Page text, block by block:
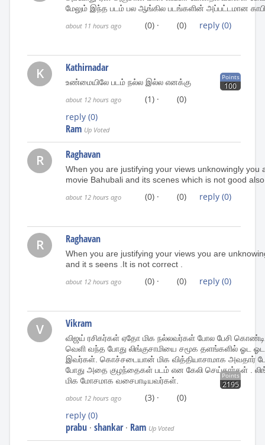
மேலும் இந்த படம் பல ஆங்கில படங்களின் அப்பட்டமான காபி
about 11 hours ago (0) · (0) reply (0)
K Kathirnadar
உண்மையிலே படம் நல்ல இல்ல எனக்கு
Points
100
about 12 hours ago (1) ·
(0)
reply (0)
Ram Up Voted
R Raghavan
When you are justifying your views unknowingly you
movie Bahubali and its scenes which is not good
about 12 hours ago (0) · (0) reply (0)
R Raghavan
When you are justifying your views you are
and it s seens .It is not correct .
about 12 hours ago (0) · (0) reply (0)
V Vikram
விஜய் ரசிகர்கள் ஏதோ மிக நல்லவர்கள் போல பேசி
வெளி வந்த போது லிங்குசாமியை சமூக தளங்களில் ஓட
இவர்கள். கொச்சடையான் மிக வித்தியாசாமாக அவதார்
போது அதை குழந்தைகள் படம் என கேலி செய்தார்கள் .
மிக மோசமாக வசைபாடியவர்கள்.
Points
2195
about 12 hours ago (3) ·
(0)
reply (0)
prabu · shankar· Ram Up Voted